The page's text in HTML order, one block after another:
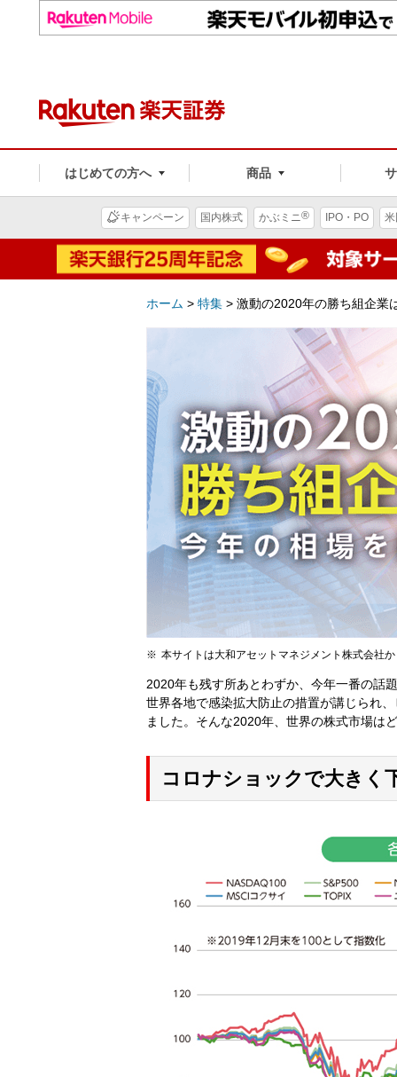
はじめての方へ 商品
キャンペーン 国内株式 かぶミニ® IPO・PO
ホーム > 特集 > 激動の2020年の勝ち組企業
本サイトは大和アセットマネジメント株式会社
2020年も残す所あとわずか、今年一番の話
世界各地で感染拡大防止の措置が講じられ
ました。そんな2020年、世界の株式市場は
コロナショックで大きく